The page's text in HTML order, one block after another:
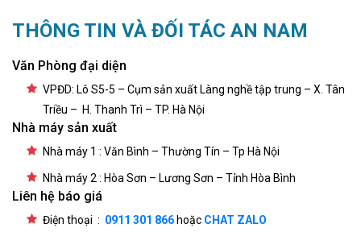
THÔNG TIN VÀ ĐỐI TÁC AN NAM
Văn Phòng đại diện
VPĐD: Lô S5-5 – Cụm sản xuất Làng nghề tập trung – X. Tân
Triều – H. Thanh Trì – TP. Hà Nội
Nhà máy sản xuất
Nhà máy 1 : Văn Bình – Thường Tín – Tp Hà Nội
Nhà máy 2 : Hòa Sơn – Lương Sơn – Tỉnh Hòa Bình
Liên hệ báo giá
Điện thoại : 0911 301 866 hoặc CHAT ZALO